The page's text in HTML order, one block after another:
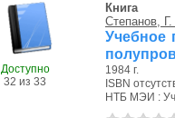
Доступно
32 из 33
Книга
Степанов,
Учебное
1984 г.
ISBN
НТБ МЭИ :